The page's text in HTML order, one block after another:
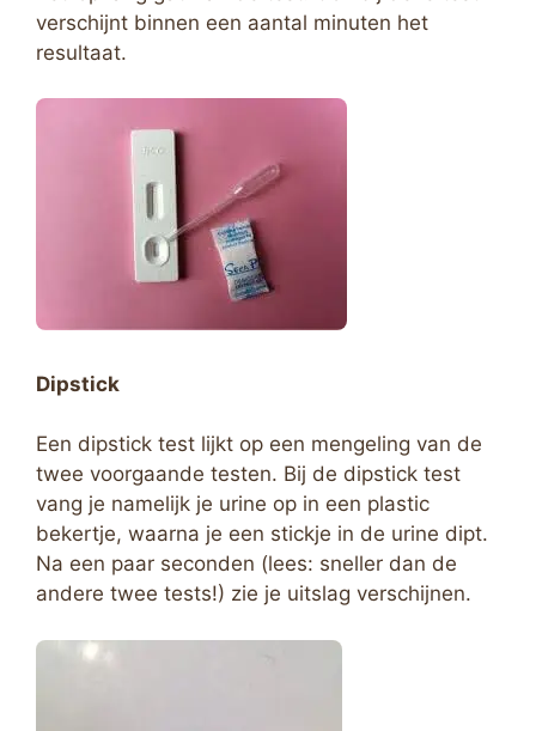
verschijnt binnen een aantal minuten het
resultaat.
Dipstick
Een dipstick test lijkt op een mengeling van de
twee voorgaande testen. Bij de dipstick test
vang je namelijk je urine op in een plastic
bekertje, waarna je een stickje in de urine dipt.
Na een paar seconden (lees: sneller dan de
andere twee tests!) zie je uitslag verschijnen.